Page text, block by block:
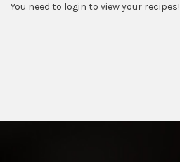
You need to login to view your recipes!